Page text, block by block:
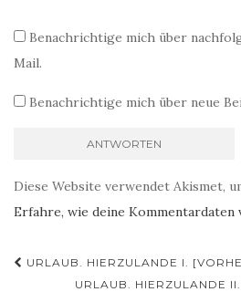
Benachrichtige mich über
Mail.
Benachrichtige mich über neue
Diese Website verwendet Akismet,
Erfahre, wie deine
URLAUB. HIERZULANDE I.
URLAUB. HIERZULANDE II.